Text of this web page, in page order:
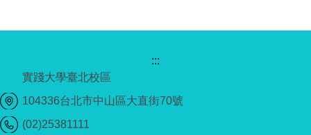
:::
實踐大學臺北校區
104336台北市中山區大直街70號
(02)25381111